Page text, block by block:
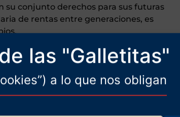
las "Galletitas"
a lo que nos obligan
su conjunto derechos para sus futuras
de rentas entre generaciones, es
como pretenden los ultraliberales. De
privadas de capitalización. Ni
sentido, dejando al margen que las
proporcionado pensiones ridículas a
que han desatado las medidas